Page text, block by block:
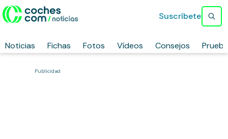
Noticias Fichas Fotos Vídeos Consejos
Suscríbete
Publicidad